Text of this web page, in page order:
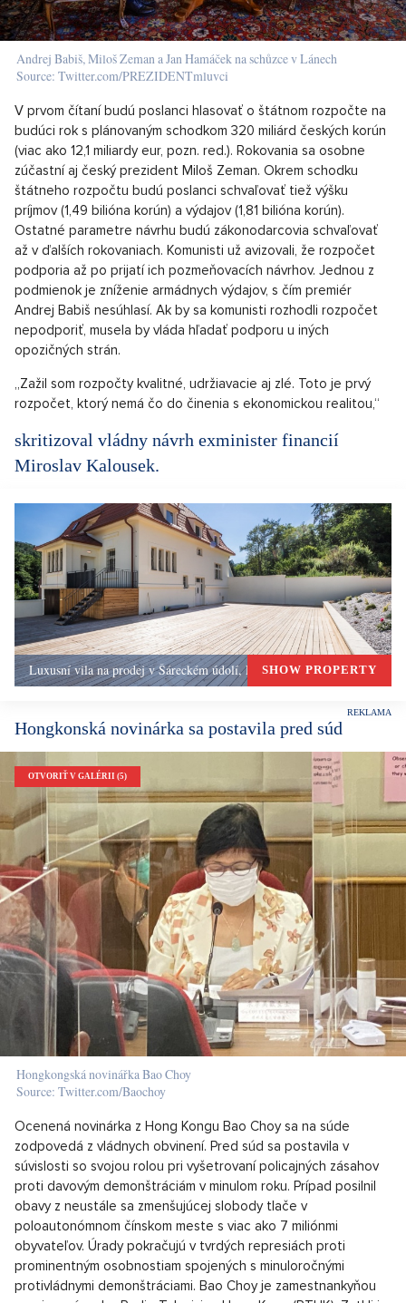
Andrej Babiš, Miloš Zeman a Jan Hamáček na schůzce v Lánech
Source: Twitter.com/PREZIDENTmluvci
V prvom čítaní budú poslanci hlasovať o štátnom rozpočte na
budúci rok s plánovaným schodkom 320 miliárd českých korún
(viac ako 12,1 miliardy eur, pozn. red.). Rokovania sa osobne
zúčastní aj český prezident Miloš Zeman. Okrem schodku
štátneho rozpočtu budú poslanci schvaľovať tiež výšku
príjmov (1,49 bilióna korún) a výdajov (1,81 bilióna korún).
Ostatné parametre návrhu budú zákonodarcovia schvaľovať
až v ďalších rokovaniach. Komunisti už avizovali, že rozpočet
podporia až po prijatí ich pozmeňovacích návrhov. Jednou z
podmienok je zníženie armádnych výdajov, s čím premiér
Andrej Babiš nesúhlasí. Ak by sa komunisti rozhodli rozpočet
nepodporiť, musela by vláda hľadať podporu u iných
opozičných strán.
„Zažil som rozpočty kvalitné, udržiavacie aj zlé. Toto je prvý
rozpočet, ktorý nemá čo do činenia s ekonomickou realitou,“
skritizoval vládny návrh exminister financií
Miroslav Kalousek.
Luxusní vila na prodej v Šáreckém údolí, Praha 6SHOW PROPERTY
Hongkonská novinárka sa postavila pred súd
OTVORIŤ V GALÉRII (5)
Hongkongská novinářka Bao Choy
Source: Twitter.com/Baochoy
Ocenená novinárka z Hong Kongu Bao Choy sa na súde
zodpovedá z vládnych obvinení. Pred súd sa postavila v
súvislosti so svojou rolou pri vyšetrovaní policajných zásahov
proti davovým demonštráciám v minulom roku. Prípad posilnil
obavy z neustále sa zmenšujúcej slobody tlače v
poloautonómnom čínskom meste s viac ako 7 miliónmi
obyvateľov. Úrady pokračujú v tvrdých represiách proti
prominentným osobnostiam spojených s minuloročnými
protivládnymi demonštráciami. Bao Choy je zamestnankyňou